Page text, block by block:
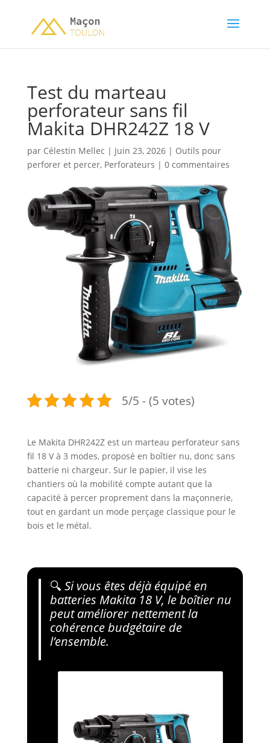
Test du marteau
perforateur sans fil
Makita DHR242Z 18 V
par Célestin Mellec | Juin 23, 2026| Outils pour
perforer et percer, Perforateurs | 0 commentaires
5/5 - (5 votes)
Le Makita DHR242Z est un marteau perforateur sans
fil 18 V à 3 modes, proposé en boîtier nu, donc sans
batterie ni chargeur. Sur le papier, il vise les
chantiers où la mobilité compte autant que la
capacité à percer proprement dans la maçonnerie,
tout en gardant un mode perçage classique pour le
bois et le métal.
🔍 Si vous êtes déjà équipé en
batteries Makita 18 V, le boîtier nu
peut améliorer nettement la
cohérence budgétaire de
l’ensemble.